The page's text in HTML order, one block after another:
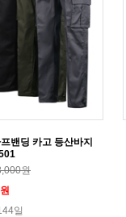
밴딩 카고 등산바지
원
일